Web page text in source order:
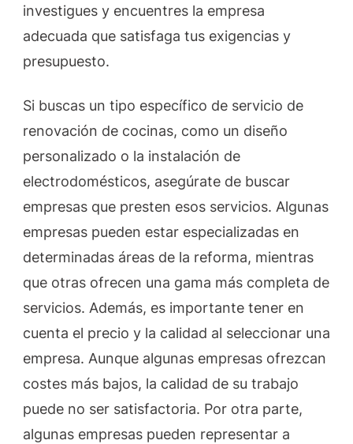
investigues y encuentres la empresa
adecuada que satisfaga tus exigencias y
presupuesto.
Si buscas un tipo específico de servicio de
renovación de cocinas, como un diseño
personalizado o la instalación de
electrodomésticos, asegúrate de buscar
empresas que presten esos servicios. Algunas
empresas pueden estar especializadas en
determinadas áreas de la reforma, mientras
que otras ofrecen una gama más completa de
servicios. Además, es importante tener en
cuenta el precio y la calidad al seleccionar una
empresa. Aunque algunas empresas ofrezcan
costes más bajos, la calidad de su trabajo
puede no ser satisfactoria. Por otra parte,
algunas empresas pueden representar a